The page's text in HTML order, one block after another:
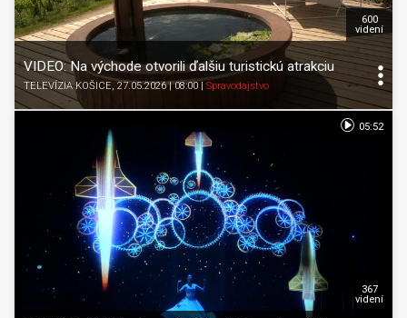
VIDEO: Na východe otvorili ďalšiu turistickú atrakciu
TELEVÍZIA KOŠICE, 27.05.2026 | 08:00 Spravodajstvo
600
videní
367
videní
05:52